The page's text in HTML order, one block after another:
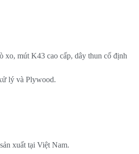
xo, mút K43 cao cấp, dây thun cố định
lý và Plywood.
xuất tại Việt Nam.